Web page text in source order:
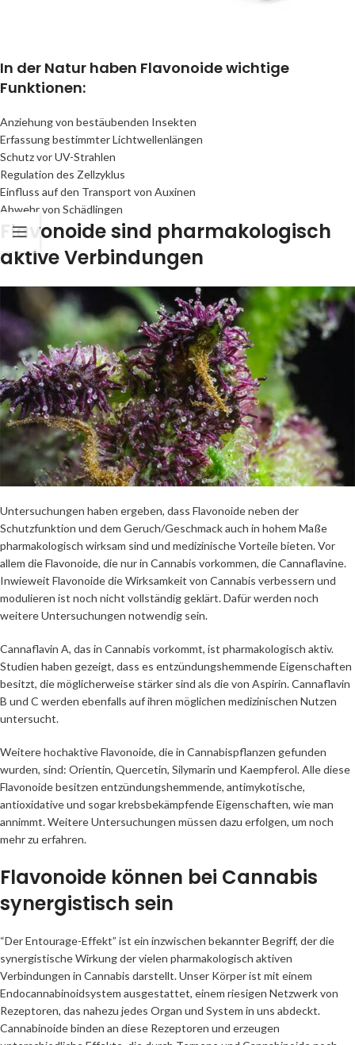
In der Natur haben Flavonoide wichtige
Funktionen:
Anziehung von bestäubenden Insekten
Erfassung bestimmter Lichtwellenlängen
Schutz vor UV-Strahlen
Regulation des Zellzyklus
Einfluss auf den Transport von Auxinen
Abwehr von Schädlingen
Flavonoide sind pharmakologisch
aktive Verbindungen
Untersuchungen haben ergeben, dass Flavonoide neben der
Schutzfunktion und dem Geruch/Geschmack auch in hohem Maße
pharmakologisch wirksam sind und medizinische Vorteile bieten. Vor
allem die Flavonoide, die nur in Cannabis vorkommen, die Cannaflavine.
Inwieweit Flavonoide die Wirksamkeit von Cannabis verbessern und
modulieren ist noch nicht vollständig geklärt. Dafür werden noch
weitere Untersuchungen notwendig sein.
Cannaflavin A, das in Cannabis vorkommt, ist pharmakologisch aktiv.
Studien haben gezeigt, dass es entzündungshemmende Eigenschaften
besitzt, die möglicherweise stärker sind als die von Aspirin. Cannaflavin
B und C werden ebenfalls auf ihren möglichen medizinischen Nutzen
untersucht.
Weitere hochaktive Flavonoide, die in Cannabispflanzen gefunden
wurden, sind: Orientin, Quercetin, Silymarin und Kaempferol. Alle diese
Flavonoide besitzen entzündungshemmende, antimykotische,
antioxidative und sogar krebsbekämpfende Eigenschaften, wie man
annimmt. Weitere Untersuchungen müssen dazu erfolgen, um noch
mehr zu erfahren.
Flavonoide können bei Cannabis
synergistisch sein
“Der Entourage-Effekt” ist ein inzwischen bekannter Begriff, der die
synergistische Wirkung der vielen pharmakologisch aktiven
Verbindungen in Cannabis darstellt. Unser Körper ist mit einem
Endocannabinoidsystem ausgestattet, einem riesigen Netzwerk von
Rezeptoren, das nahezu jedes Organ und System in uns abdeckt.
Cannabinoide binden an diese Rezeptoren und erzeugen